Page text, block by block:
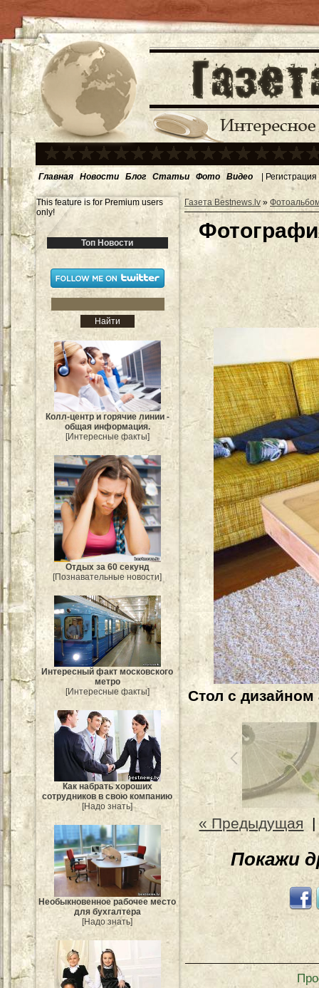
Главная Новости Блог Статьи Фото Видео | Регистрация
This feature is for Premium users
only!
Топ Новости
Колл-центр и горячие линии -
общая информация.
[Интересные факты]
Отдых за 60 секунд
[Познавательные новости]
Интересный факт московского
метро
[Интересные факты]
Как набрать хороших
сотрудников в свою компанию
[Надо знать]
Необыкновенное рабочее место
для бухгалтера
[Надо знать]
Газета Bestnews.lv»
Стол с
« Предыдущая
Покажи